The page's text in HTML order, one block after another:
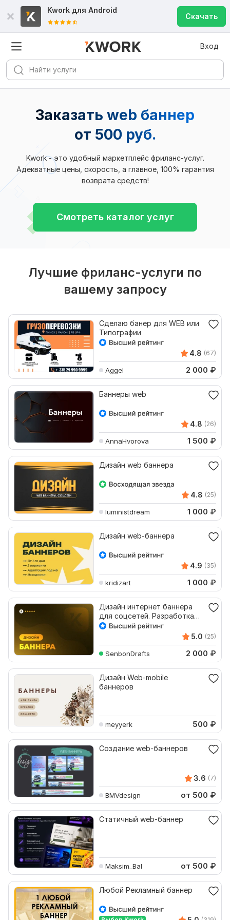
Kwork для Android
Скачать
Вход
Заказать web баннер
от 500 руб.
Kwork - это удобный маркетплейс фриланс-услуг.
Адекватные цены, скорость, а главное, 100% гарантия
возврата средств!
Смотреть каталог услуг
Лучшие фриланс-услуги по
вашему запросу
Сделаю банер для WEB или
Типографии
4.8 (67)
Aggel 2 000 ₽
Баннеры web
4.8 (26)
AnnaHvorova 1 500 ₽
Дизайн web баннера
4.8 (25)
luministdream 1 000 ₽
Дизайн web-баннера
4.9 (35)
kridizart 1 000 ₽
Дизайн интернет баннера
для соцсетей. Разработка
web баннера
5.0 (25)
SenbonDrafts 2 000 ₽
Дизайн Web-mobile
баннеров
meyyerk 500 ₽
Создание web-баннеров
3.6 (7)
BMVdesign от 500 ₽
Статичный web-баннер
Maksim_Bal от 500 ₽
Любой Рекламный баннер